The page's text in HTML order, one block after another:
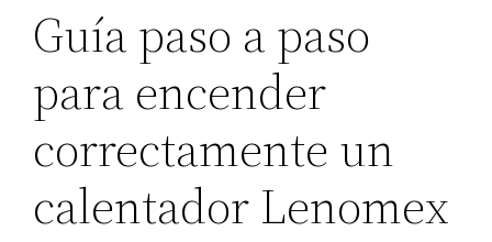
Guía paso a paso
para encender
correctamente un
calentador Lenomex